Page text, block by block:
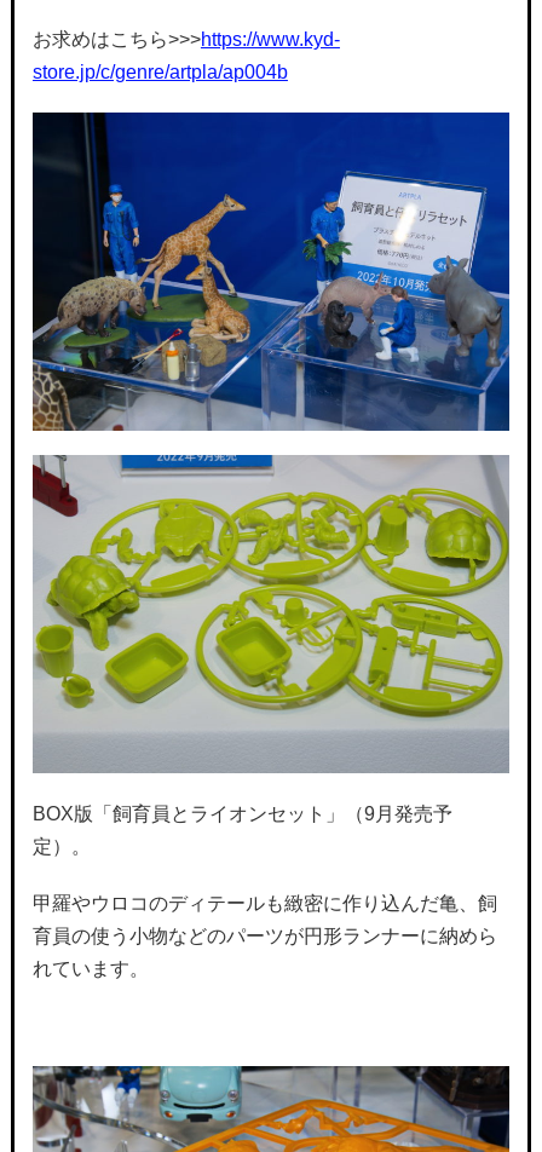
お求めはこちら>>>https://www.kyd-
store.jp/c/genre/artpla/ap004b
BOX版「飼育員とライオンセット」（9月発売予
定）。
甲羅やウロコのディテールも緻密に作り込んだ亀、飼
育員の使う小物などのパーツが円形ランナーに納めら
れています。